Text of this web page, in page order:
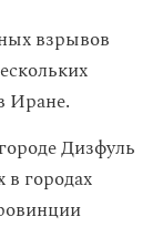
взрывов
Иране.
Дизфуль
городах